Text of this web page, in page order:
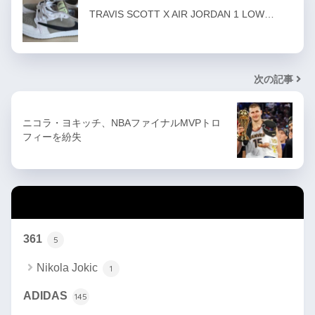
TRAVIS SCOTT X AIR JORDAN 1 LOW…
次の記事
ニコラ・ヨキッチ、NBAファイナルMVPトロ
フィーを紛失
361 5
Nikola Jokic 1
ADIDAS 145